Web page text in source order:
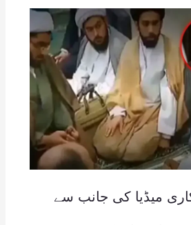
میڈیا کی جانب سے